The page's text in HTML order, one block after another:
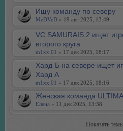
Ищу команду по северу
MeDVeD » 19 авг 2025, 13:49
VC SAMURAIS 2 ищет
второго круга
m1xx.01 » 17 дек 2025, 18:17
Хард-Б на севере ищет
Хард А
m1xx.01 » 17 дек 2025, 18:16
Женская команда
Елена » 11 дек 2025, 13:38
Показать